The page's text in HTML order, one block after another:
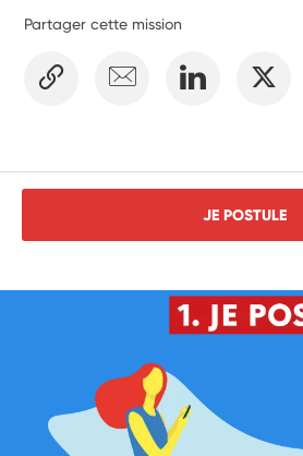
Partager cette mission
JE POSTULE